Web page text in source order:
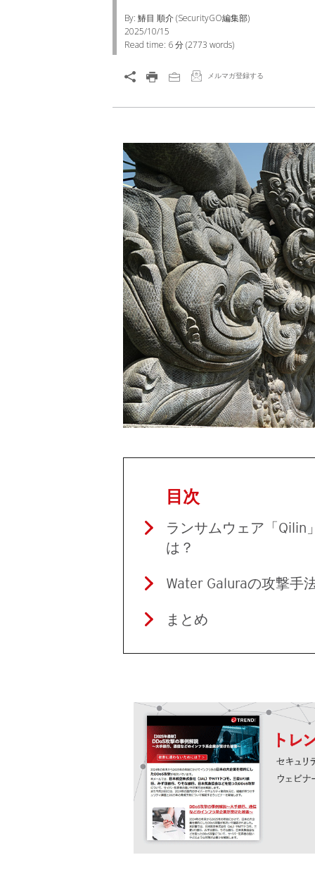
By: 鰆目 順介 (SecurityGO編集部)
2025/10/15
Read time: 6 分(2773 words)
メルマガ登録する
目次
ランサムウェア「Qilin
は？
Water Galuraの攻撃手
まとめ